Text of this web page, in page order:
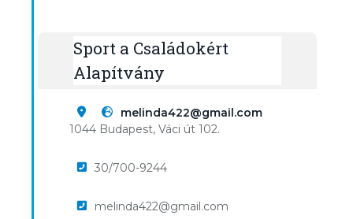
Sport a Családokért
Alapítvány
melinda422@gmail.com
1044 Budapest, Váci út 102.
30/700-9244
melinda422@gmail.com